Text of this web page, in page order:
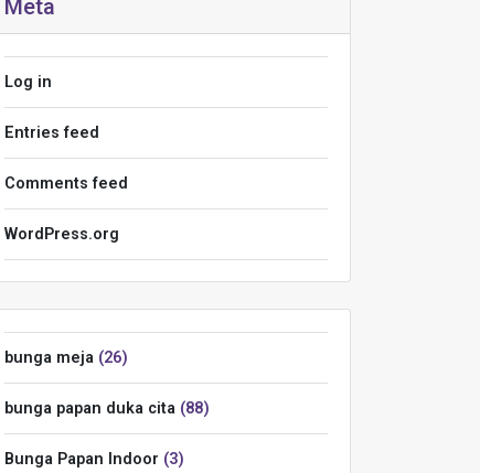
Meta
Log in
Entries feed
Comments feed
WordPress.org
bunga meja 26
bunga papan duka cita 88
Bunga Papan Indoor 3